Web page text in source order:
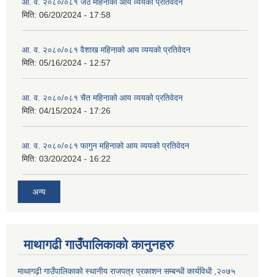
मिति: 06/20/2024 - 17:58
आ. व. २०८०/०८१ वैशाख महिनाको आय व्ययको प्रतिवेदन
मिति: 05/16/2024 - 12:57
आ. व. २०८०/०८१ चैत महिनाको आय व्ययको प्रतिवेदन
मिति: 04/15/2024 - 17:26
आ. व. २०८०/०८१ फागुन महिनाको आय व्ययको प्रतिवेदन
मिति: 03/20/2024 - 16:22
अन्य
माथागढी गाउँपालिकाको कानुनहरु
माथागढ़ी गाउँपालिकाको स्थानीय राजपत्र प्रकाशन सम्बन्धी कार्यविधी ,२०७५